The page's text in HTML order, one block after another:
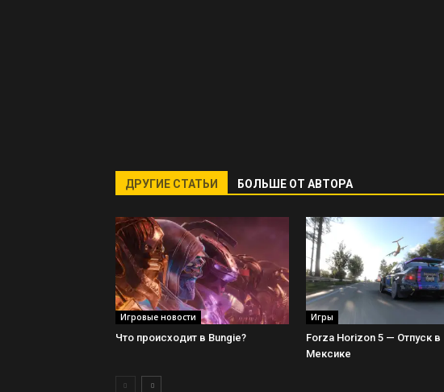
ДРУГИЕ СТАТЬИ БОЛЬШЕ ОТ АВТОРА
Игровые новости
Что происходит в Bungie?
Игры
Forza Horizon 5 — Отпуск в
Мексике